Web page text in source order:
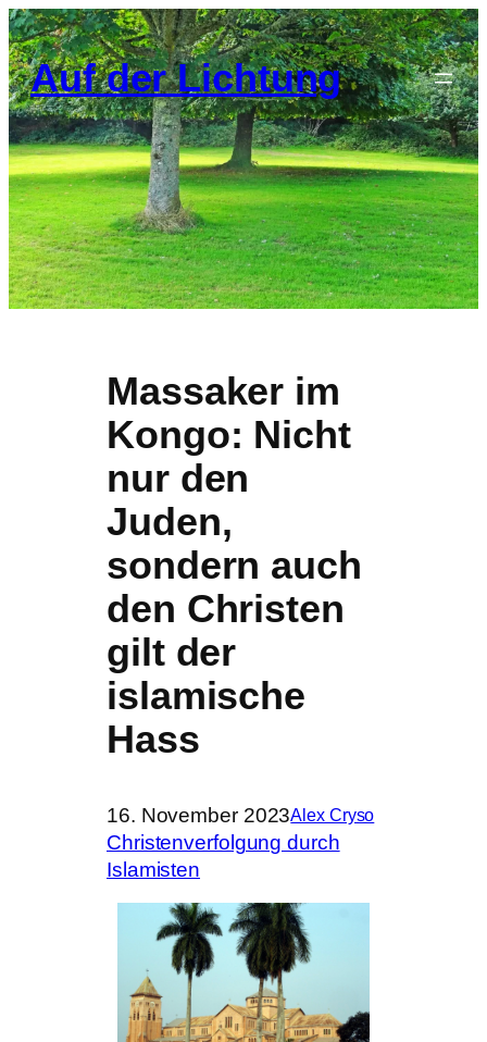
Zum
Inhalt
springen
Auf der Lichtung
Massaker im
Kongo: Nicht
nur den
Juden,
sondern auch
den Christen
gilt der
islamische
Hass
16. November 2023Alex Cryso
Christenverfolgung durch
Islamisten